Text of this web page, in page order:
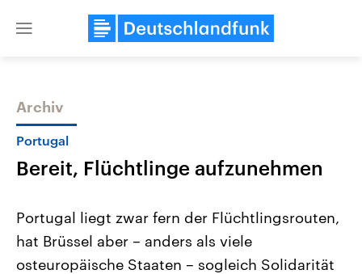
Close
Themen
Archiv
Portugal
Bereit, Flüchtlinge aufzunehmen
Portugal liegt zwar fern der Flüchtlingsrouten,
hat Brüssel aber – anders als viele
osteuropäische Staaten – sogleich Solidarität